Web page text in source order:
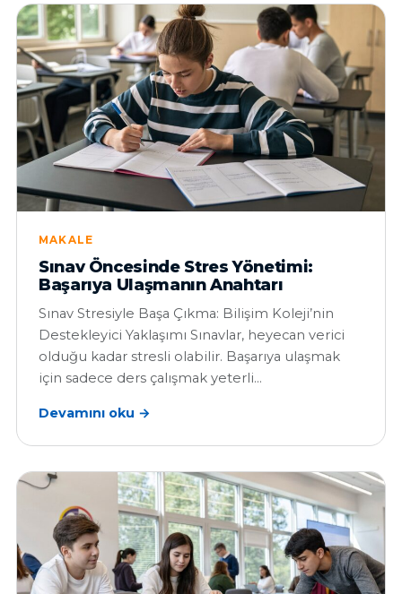
MAKALE
Sınav Öncesinde Stres Yönetimi:
Başarıya Ulaşmanın Anahtarı
Sınav Stresiyle Başa Çıkma: Bilişim Koleji’nin
Destekleyici Yaklaşımı Sınavlar, heyecan verici
olduğu kadar stresli olabilir. Başarıya ulaşmak
için sadece ders çalışmak yeterli…
Devamını oku →